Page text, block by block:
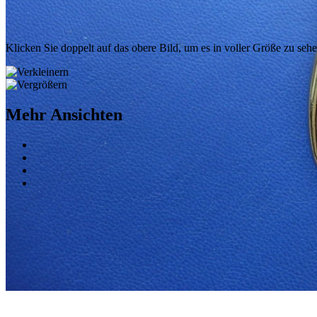
Klicken Sie doppelt auf das obere Bild, um es in voller Größe zu
Mehr Ansichten